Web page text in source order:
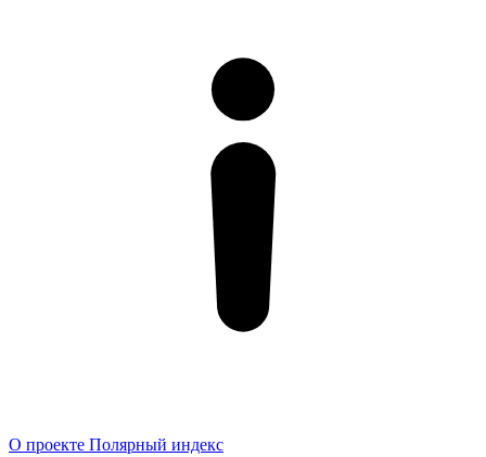
О проекте Полярный индекс